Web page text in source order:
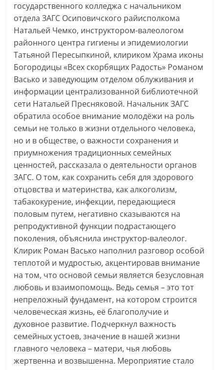
государственного колледжа с начальником
отдела ЗАГС Осиповичского райисполкома
Натальей Чемко, инструктором-валеологом
районного центра гигиены и эпидемиологии
Татьяной Пересыпкиной, клириком Храма иконы
Богородицы «Всех скорбящих Радость» Романом
Васько и заведующим отделом облуживания и
информации централизованной библиотечной
сети Натальей Пресняковой. Начальник ЗАГС
обратила особое внимание молодёжи на роль
семьи не только в жизни отдельного человека,
но и в обществе, о важности сохранения и
приумножения традиционных семейных
ценностей, рассказала о деятельности органов
ЗАГС. О том, как сохранить себя для здорового
отцовства и материнства, как алкоголизм,
табакокурение, инфекции, передающиеся
половым путем, негативно сказываются на
репродуктивной функции подрастающего
поколения, объяснила инструктор-валеолог.
Клирик Роман Васько наполнил разговор особой
теплотой и мудростью, акцентировав внимание
на том, что основой семьи является безусловная
любовь и взаимопомощь. Ведь семья – это тот
непреложный фундамент, на котором строится
человеческая жизнь, её благополучие и
духовное развитие. Подчеркнул важность
семейных устоев, значение в нашей жизни
главного человека – матери, чья любовь
жертвенна и возвышенна. Мероприятие стало